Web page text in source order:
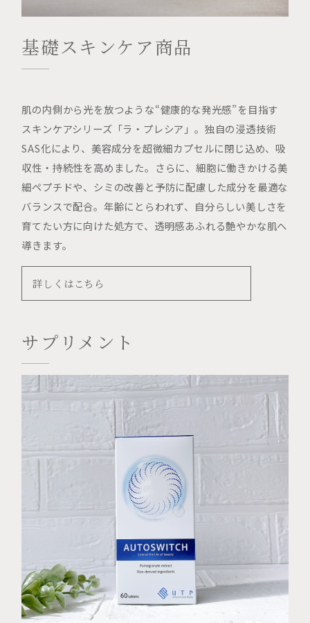
基礎スキンケア商品
肌の内側から光を放つような“健康的な発光感”を目指す
スキンケアシリーズ「ラ・プレシア」。独自の浸透技術
SAS化により、美容成分を超微細カプセルに閉じ込め、吸
収性・持続性を高めました。さらに、細胞に働きかける美
細ペプチドや、シミの改善と予防に配慮した成分を最適な
バランスで配合。年齢にとらわれず、自分らしい美しさを
育てたい方に向けた処方で、透明感あふれる艶やかな肌へ
導きます。
詳しくはこちら
サプリメント